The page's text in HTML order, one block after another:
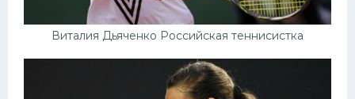
Виталия Дьяченко Российская теннисистка